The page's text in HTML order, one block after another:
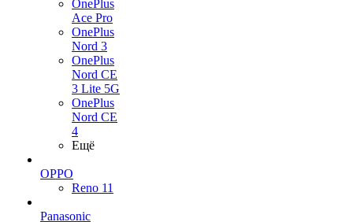
OnePlus
Ace Pro
OnePlus
Nord 3
OnePlus
Nord CE
3 Lite 5G
OnePlus
Nord CE
4
Ещё
OPPO
Reno 11
Panasonic